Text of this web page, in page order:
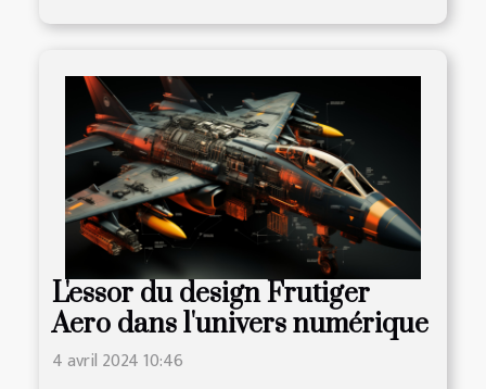
L'essor du design Frutiger
Aero dans l'univers numérique
4 avril 2024 10:46